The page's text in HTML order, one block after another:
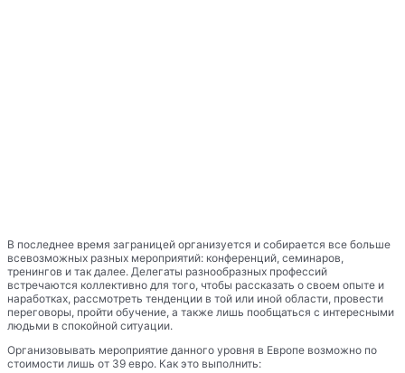
В последнее время заграницей организуется и собирается все больше
всевозможных разных мероприятий: конференций, семинаров,
тренингов и так далее. Делегаты разнообразных профессий
встречаются коллективно для того, чтобы рассказать о своем опыте и
наработках, рассмотреть тенденции в той или иной области, провести
переговоры, пройти обучение, а также лишь пообщаться с интересными
людьми в спокойной ситуации.
Организовывать мероприятие данного уровня в Европе возможно по
стоимости лишь от 39 евро. Как это выполнить: